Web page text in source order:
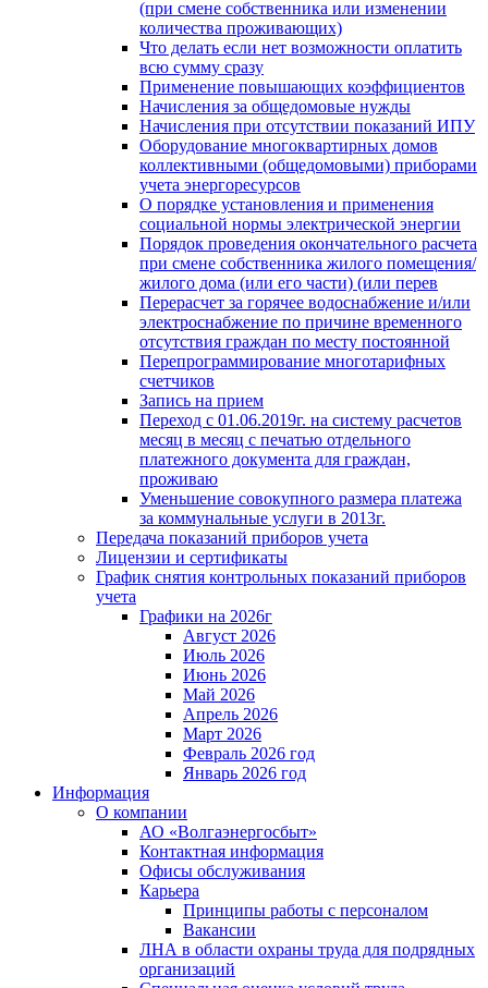
(при смене собственника или изменении
количества проживающих)
Что делать если нет возможности оплатить
всю сумму сразу
Применение повышающих коэффициентов
Начисления за общедомовые нужды
Начисления при отсутствии показаний ИПУ
Оборудование многоквартирных домов
коллективными (общедомовыми) приборами
учета энергоресурсов
О порядке установления и применения
социальной нормы электрической энергии
Порядок проведения окончательного расчета
при смене собственника жилого помещения/
жилого дома (или его части) (или перев
Перерасчет за горячее водоснабжение и/или
электроснабжение по причине временного
отсутствия граждан по месту постоянной
Перепрограммирование многотарифных
счетчиков
Запись на прием
Переход с 01.06.2019г. на систему расчетов
месяц в месяц с печатью отдельного
платежного документа для граждан,
проживаю
Уменьшение совокупного размера платежа
за коммунальные услуги в 2013г.
Передача показаний приборов учета
Лицензии и сертификаты
График снятия контрольных показаний приборов
учета
Графики на 2026г
Август 2026
Июль 2026
Июнь 2026
Май 2026
Апрель 2026
Март 2026
Февраль 2026 год
Январь 2026 год
Информация
О компании
АО «Волгаэнергосбыт»
Контактная информация
Офисы обслуживания
Карьера
Принципы работы с персоналом
Вакансии
ЛНА в области охраны труда для подрядных
организаций